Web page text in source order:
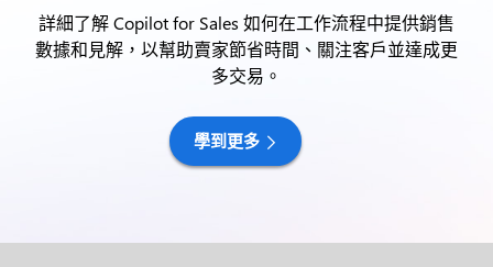
詳細了解 Copilot for Sales 如何在工作流程中提供銷售
數據和見解，以幫助賣家節省時間、關注客戶並達成更
多交易。
學到更多